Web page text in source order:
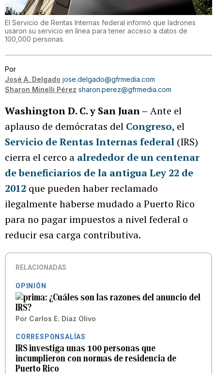
El Servicio de Rentas Internas federal informó que ladrones
usaron su servicio en línea para tener acceso a datos de
100,000 personas.
Por
José A. Delgado jose.delgado@gfrmedia.com
Sharon Minelli Pérez sharon.perez@gfrmedia.com
Washington D. C. y San Juan – Ante el
aplauso de demócratas del Congreso, el
Servicio de Rentas Internas federal (IRS)
cierra el cerco a alrededor de un centenar
de beneficiarios de la antigua Ley 22 de
2012 que pueden haber reclamado
ilegalmente haberse mudado a Puerto Rico
para no pagar impuestos a nivel federal o
reducir esa carga contributiva.
RELACIONADAS
OPINIÓN
¿Cuáles son las razones del anuncio del
IRS?
Por Carlos E. Díaz Olivo
CORRESPONSALÍAS
IRS investiga unas 100 personas que
incumplieron con normas de residencia de
Puerto Rico